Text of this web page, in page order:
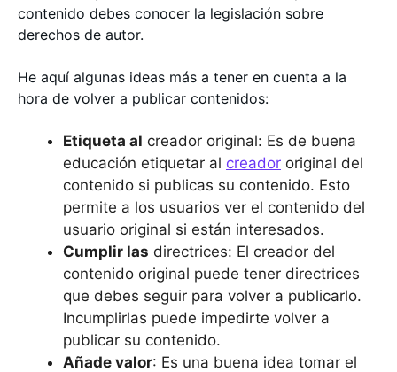
contenido debes conocer la legislación sobre
derechos de autor.
He aquí algunas ideas más a tener en cuenta a la
hora de volver a publicar contenidos:
Etiqueta al creador original: Es de buena
educación etiquetar al creador original del
contenido si publicas su contenido. Esto
permite a los usuarios ver el contenido del
usuario original si están interesados.
Cumplir las directrices: El creador del
contenido original puede tener directrices
que debes seguir para volver a publicarlo.
Incumplirlas puede impedirte volver a
publicar su contenido.
Añade valor: Es una buena idea tomar el